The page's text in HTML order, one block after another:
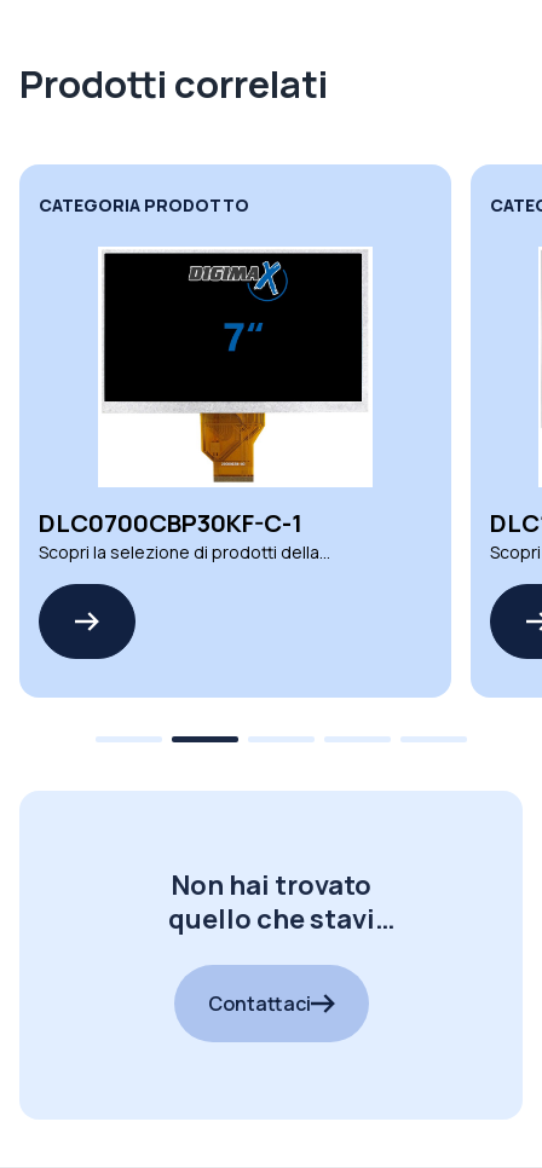
Prodotti correlati
CATEGORIA PRODOTTO
DLC0700CBP30KF-C-1
Scopri la selezione di prodotti della
DISPLAY
Non hai trovato
quello che stavi
Contattaci